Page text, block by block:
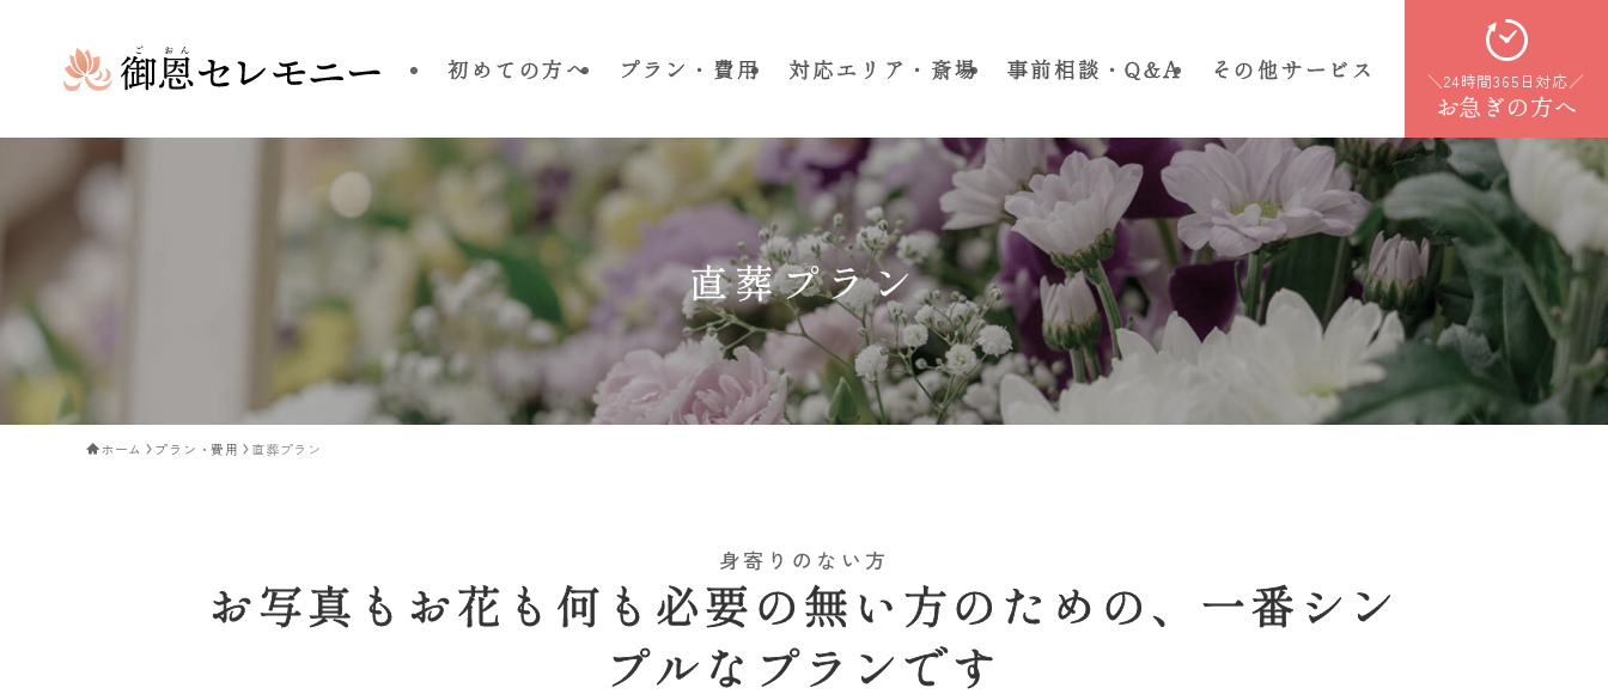
初めての方へ プラン・費用 対応エリア・斎場 事前相談・Q&A その他サービス ＼24時間365日対応／
お急ぎの方へ
直葬プラン
ホーム プラン・費用 直葬プラン
身寄りのない方
お写真もお花も何も必要の無い方のための、一番シン
プルなプランです